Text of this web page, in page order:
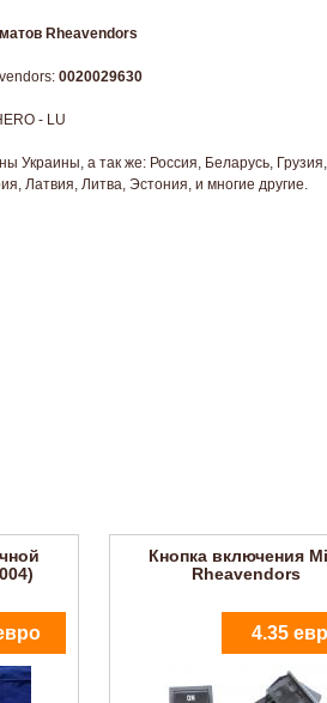
Rheavendors
0020029630
- LU
Украины, а так же: Россия, Беларусь,
Латвия, Литва, Эстония, и многие другие.
Кнопка включения
Rheavendors
4.35